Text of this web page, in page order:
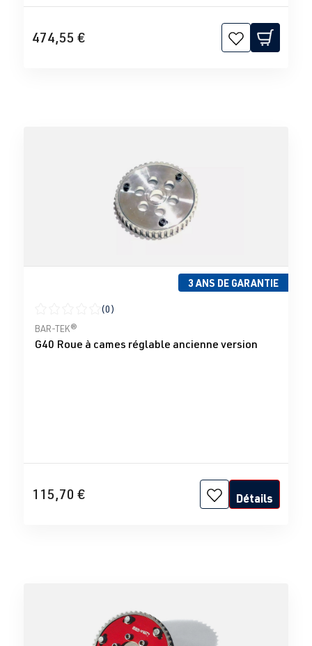
474,55 €
3 ANS DE GARANTIE
Note moyenne de 0 sur 5 étoiles
(0)
BAR-TEK®
G40 Roue à cames réglable ancienne version
115,70 € Détails